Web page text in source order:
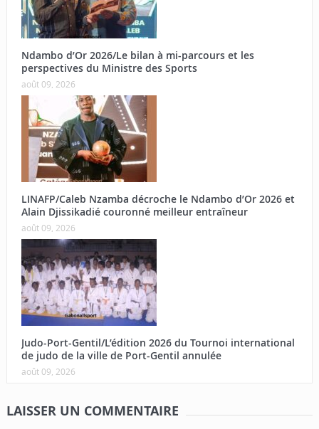
Ndambo d’Or 2026/Le bilan à mi-parcours et les
perspectives du Ministre des Sports
août 09, 2026
LINAFP/Caleb Nzamba décroche le Ndambo d’Or 2026 et
Alain Djissikadié couronné meilleur entraîneur
août 09, 2026
Judo-Port-Gentil/L’édition 2026 du Tournoi international
de judo de la ville de Port-Gentil annulée
août 09, 2026
LAISSER UN COMMENTAIRE